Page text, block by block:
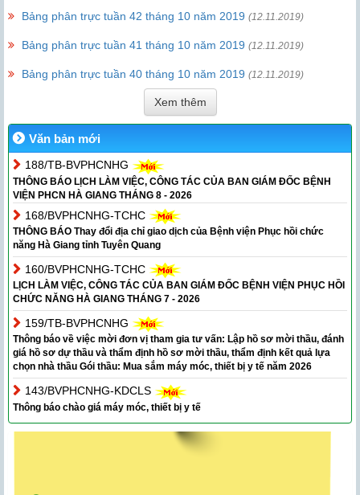
Bảng phân trực tuần 42 tháng 10 năm 2019 (12.11.2019)
Bảng phân trực tuần 41 tháng 10 năm 2019 (12.11.2019)
Bảng phân trực tuần 40 tháng 10 năm 2019 (12.11.2019)
Xem thêm
Văn bản mới
188/TB-BVPHCNHG
THÔNG BÁO LỊCH LÀM VIỆC, CÔNG TÁC CỦA BAN GIÁM ĐỐC BỆNH
VIỆN PHCN HÀ GIANG THÁNG 8 - 2026
168/BVPHCNHG-TCHC
THÔNG BÁO Thay đổi địa chỉ giao dịch của Bệnh viện Phục hồi chức
năng Hà Giang tỉnh Tuyên Quang
160/BVPHCNHG-TCHC
LỊCH LÀM VIỆC, CÔNG TÁC CỦA BAN GIÁM ĐỐC BỆNH VIỆN PHỤC HỒI
CHỨC NĂNG HÀ GIANG THÁNG 7 - 2026
159/TB-BVPHCNHG
Thông báo về việc mời đơn vị tham gia tư vấn: Lập hồ sơ mời thầu, đánh
giá hồ sơ dự thầu và thẩm định hồ sơ mời thầu, thẩm định kết quả lựa
chọn nhà thầu Gói thầu: Mua sắm máy móc, thiết bị y tế năm 2026
143/BVPHCNHG-KDCLS
Thông báo chào giá máy móc, thiết bị y tế